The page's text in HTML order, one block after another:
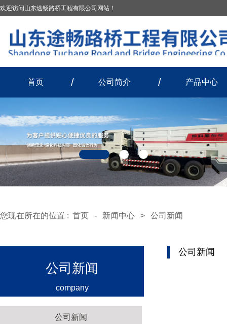
欢迎访问山东途畅路桥工程有限公司网站！
首页 公司简介 产品中心
您现在所在的位置 : 首页 - 新闻中心 > 公司新闻
公司新闻
company
公司新闻
公司新闻